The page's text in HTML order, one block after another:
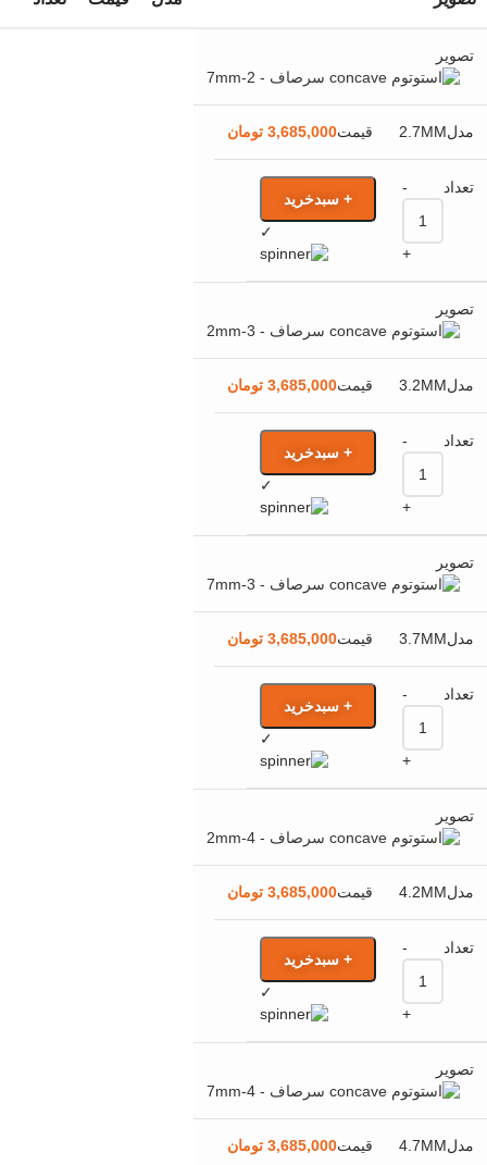
2.7MM
3,685,000 تومان
-
+
+ سبدخرید
✓
3.2MM
3,685,000 تومان
-
+
+ سبدخرید
✓
3.7MM
3,685,000 تومان
-
+
+ سبدخرید
✓
4.2MM
3,685,000 تومان
-
+
+ سبدخرید
✓
4.7MM
3,685,000 تومان